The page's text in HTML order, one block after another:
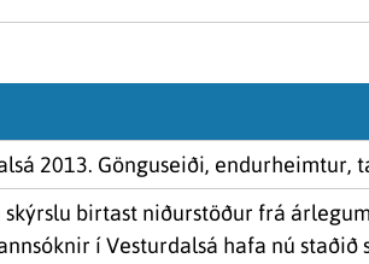
2013. Gönguseiði, endurheimtur,
skýrslu birtast niðurstöður frá
í Vesturdalsá hafa nú